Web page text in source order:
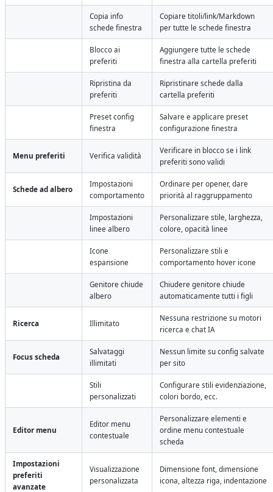
Copia info
schede finestra
Copiare titoli/link/Markdown
per tutte le schede finestra
Blocco ai
preferiti
Aggiungere tutte le schede
finestra alla cartella preferiti
Ripristina da
preferiti
Ripristinare schede dalla
cartella preferiti
Preset config
finestra
Salvare e applicare preset
configurazione finestra
Menu preferiti Verifica validità
Verificare in blocco se i link
preferiti sono validi
Schede ad albero
Impostazioni
comportamento
Ordinare per opener, dare
priorità al raggruppamento
Impostazioni
linee albero
Personalizzare stile, larghezza,
colore, opacità linee
Icone
espansione
Personalizzare stili e
comportamento hover icone
Genitore chiude
albero
Chiudere genitore chiude
automaticamente tutti i figli
Ricerca Illimitato
Nessuna restrizione su motori
ricerca e chat IA
Focus scheda
Salvataggi
illimitati
Nessun limite su config salvate
per sito
Stili
personalizzati
Configurare stili evidenziazione,
colori bordo, ecc.
Editor menu
Editor menu
contestuale
Personalizzare elementi e
ordine menu contestuale
scheda
Impostazioni
preferiti
avanzate
Visualizzazione
personalizzata
Dimensione font, dimensione
icona, altezza riga, indentazione